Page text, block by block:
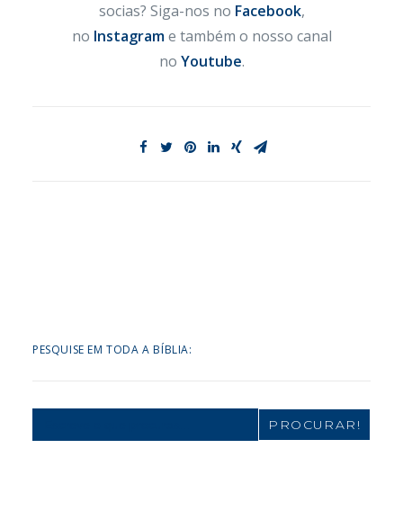
socias? Siga-nos no Facebook,
no Instagrame também o nosso canal
no Youtube.
PESQUISE EM TODA A BÍBLIA:
Search